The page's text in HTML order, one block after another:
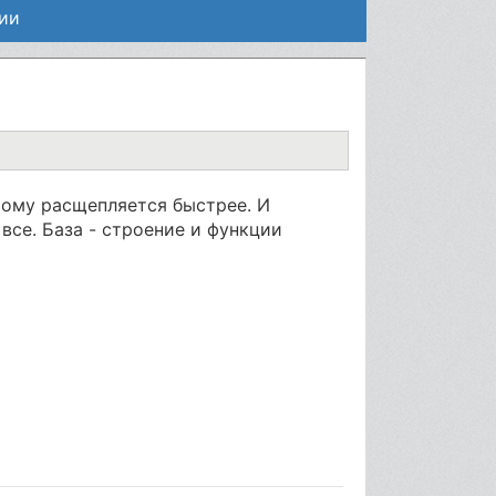
расщепляется быстрее. И
База - строение и функции